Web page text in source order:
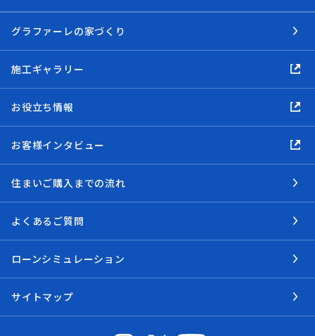
グラファーレの家づくり
施工ギャラリー
お役立ち情報
お客様インタビュー
住まいご購入までの流れ
よくあるご質問
ローンシミュレーション
サイトマップ